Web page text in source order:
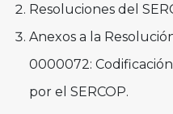
Resoluciones del
Anexos a la
0000072:
por el SERCOP.